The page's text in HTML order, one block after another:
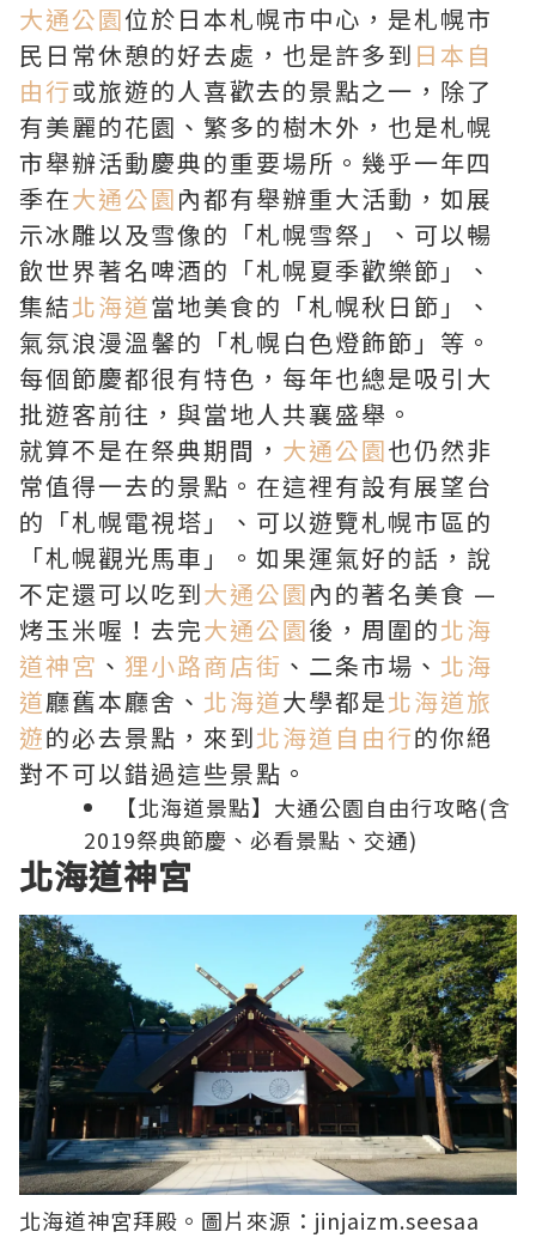
大通公園位於日本札幌市中心，是札幌市
民日常休憩的好去處，也是許多到 日本自
由行或旅遊的人喜歡去的景點之一，除了
有美麗的花園、繁多的樹木外，也是札幌
市舉辦活動慶典的重要場所。幾乎一年四
季在大通公園內都有舉辦重大活動，如展
示冰雕以及雪像的「札幌雪祭」、可以暢
飲世界著名啤酒的「札幌夏季歡樂節」、
集結北海道當地美食的「札幌秋日節」、
氣氛浪漫溫馨的「札幌白色燈飾節」等。
每個節慶都很有特色，每年也總是吸引大
批遊客前往，與當地人共襄盛舉。
就算不是在祭典期間， 大通公園也仍然非
常值得一去的景點。在這裡有設有展望台
的「札幌電視塔」、可以遊覽札幌市區的
「札幌觀光馬車」。如果運氣好的話，說
不定還可以吃到大通公園內的著名美食 —
烤玉米喔！去完大通公園後，周圍的北海
道神宮 、 狸小路商店街 、二条市場、 北海
道廳舊本廳舍、 北海道大學都是北海道旅
遊的必去景點，來到北海道自由行的你絕
對不可以錯過這些景點。
【北海道景點】大通公園自由行攻略(含
2019祭典節慶、必看景點、交通)
北海道神宮
北海道神宮拜殿。圖片來源： jinjaizm.seesaa